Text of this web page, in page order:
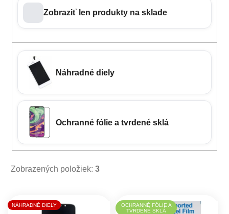
Zobraziť len produkty na sklade
Náhradné diely
Ochranné fólie a tvrdené sklá
Zobrazených položiek: 3
Výpis produktov
NÁHRADNÉ DIELY
OCHRANNÉ FÓLIE A
TVRDENÉ SKLÁ